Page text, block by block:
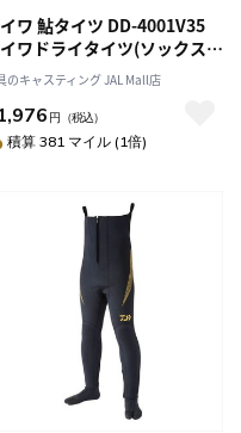
ワ 鮎タイツ DD-4001V35
ワドライタイツ(ソックス先
ブラック MA
のキャスティング JAL Mall店
円 （税込）
積算 381 マイル (1倍)